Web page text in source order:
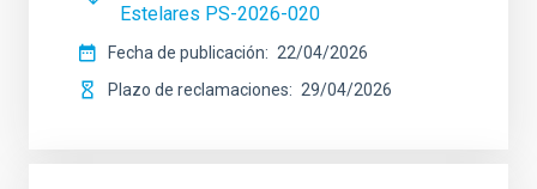
Estelares PS-2026-020
Fecha de publicación
22/04/2026
Plazo de reclamaciones
29/04/2026